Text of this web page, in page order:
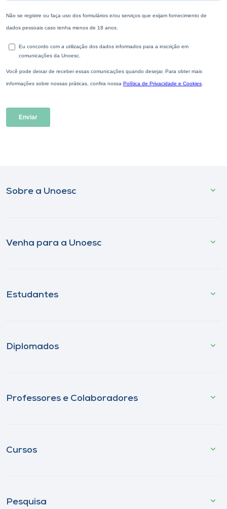
Sobre a Unoesc
Venha para a Unoesc
Estudantes
Diplomados
Professores e Colaboradores
Cursos
Pesquisa